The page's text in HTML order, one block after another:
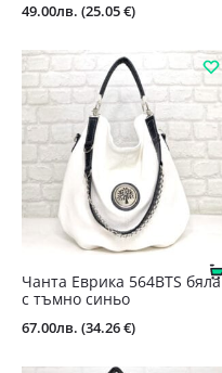
49.00лв. (25.05 €)
Чанта Еврика 564BTS бяла
с тъмно синьо
67.00лв. (34.26 €)